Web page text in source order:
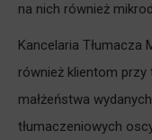
na nich również
Kancelaria
również klientom przy
małżeństwa
tłumaczeniowych